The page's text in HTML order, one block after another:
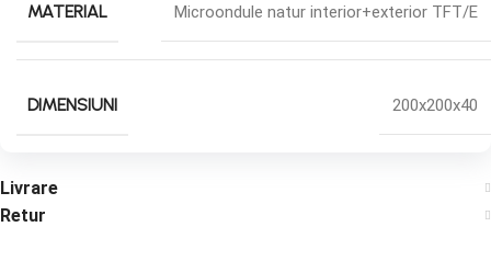
MATERIAL Microondule natur interior+exterior TFT/E
DIMENSIUNI 200x200x40
Livrare
Retur